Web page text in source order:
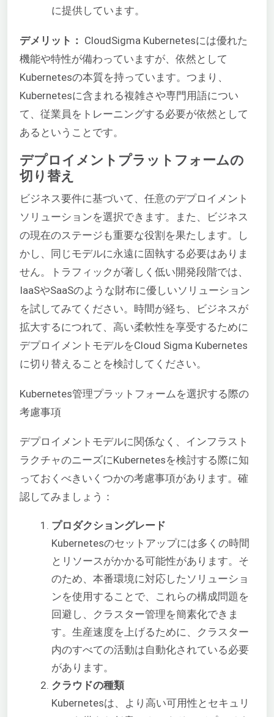
に提供しています。
デメリット： CloudSigma Kubernetesには優れた
機能や特性が備わっていますが、依然として
Kubernetesの本質を持っています。つまり、
Kubernetesに含まれる複雑さや専門用語につい
て、従業員をトレーニングする必要が依然として
あるということです。
デプロイメントプラットフォームの
切り替え
ビジネス要件に基づいて、任意のデプロイメント
ソリューションを選択できます。また、ビジネス
の現在のステージも重要な役割を果たします。し
かし、同じモデルに永遠に固執する必要はありま
せん。トラフィックが著しく低い開発段階では、
IaaSやSaaSのような財布に優しいソリューション
を試してみてください。時間が経ち、ビジネスが
拡大するにつれて、高い柔軟性を享受するために
デプロイメントモデルをCloud Sigma Kubernetes
に切り替えることを検討してください。
Kubernetes管理プラットフォームを選択する際の
考慮事項
デプロイメントモデルに関係なく、インフラスト
ラクチャのニーズにKubernetesを検討する際に知
っておくべきいくつかの考慮事項があります。確
認してみましょう：
プロダクショングレード
Kubernetesのセットアップには多くの時間
とリソースがかかる可能性があります。そ
のため、本番環境に対応したソリューショ
ンを使用することで、これらの構成問題を
回避し、クラスター管理を簡素化できま
す。生産速度を上げるために、クラスター
内のすべての活動は自動化されている必要
があります。
クラウドの種類
Kubernetesは、より高い可用性とセキュリ